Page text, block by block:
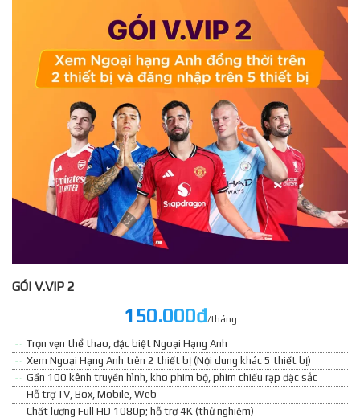
GÓI V.VIP 2
150.000đ/tháng
Trọn vẹn thể thao, đặc biệt Ngoại Hạng Anh
Xem Ngoại Hạng Anh trên 2 thiết bị (Nội dung khác 5 thiết bị)
Gần 100 kênh truyền hình, kho phim bộ, phim chiếu rạp đặc sắc
Hỗ trợ TV, Box, Mobile, Web
Chất lượng Full HD 1080p; hỗ trợ 4K (thử nghiệm)